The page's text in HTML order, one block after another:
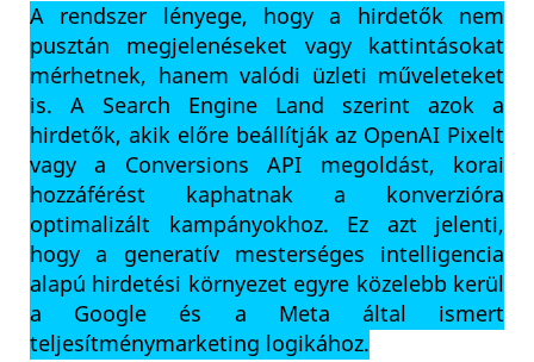
A rendszer lényege, hogy a hirdetők nem
pusztán megjelenéseket vagy kattintásokat
mérhetnek, hanem valódi üzleti műveleteket
is. A Search Engine Land szerint azok a
hirdetők, akik előre beállítják az OpenAI Pixelt
vagy a Conversions API megoldást, korai
hozzáférést kaphatnak a konverzióra
optimalizált kampányokhoz. Ez azt jelenti,
hogy a generatív mesterséges intelligencia
alapú hirdetési környezet egyre közelebb kerül
a Google és a Meta által ismert
teljesítménymarketing logikához.